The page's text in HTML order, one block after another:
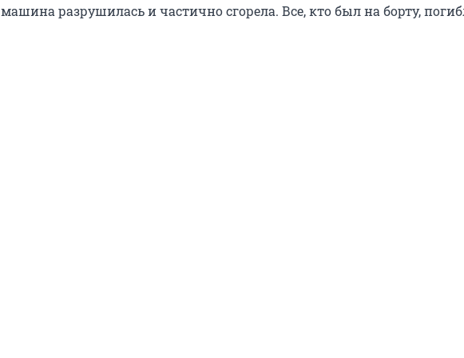
машина разрушилась и частично сгорела. Все, кто был на борту,